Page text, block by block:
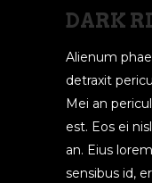
DARK
Alienum
detraxit
Mei an
est. Eos ei
an. Eius
sensibus id,